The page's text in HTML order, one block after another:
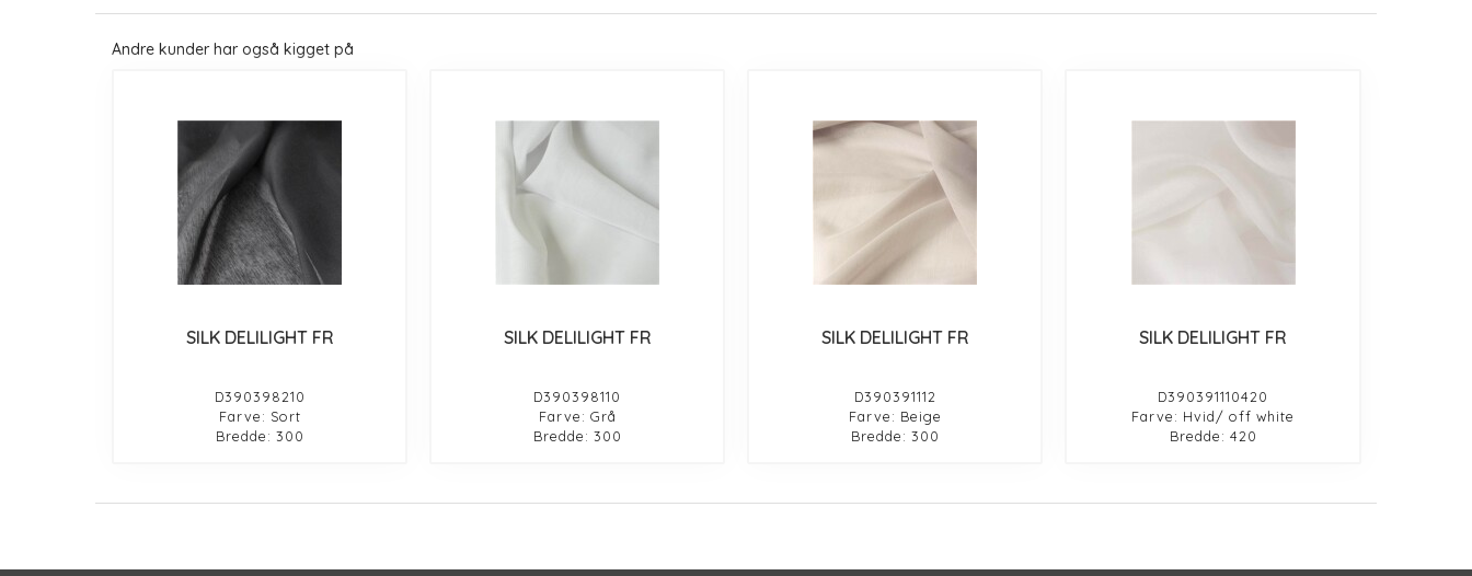
Andre kunder har også kigget på
SILK DELILIGHT FR
D390398210
Farve: Sort
Bredde: 300
SILK DELILIGHT FR
D390398110
Farve: Grå
Bredde: 300
SILK DELILIGHT FR
D390391112
Farve: Beige
Bredde: 300
SILK DELILIGHT FR
D390391110420
Farve: Hvid/ off white
Bredde: 420